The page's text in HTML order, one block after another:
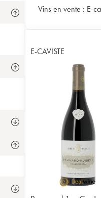
Vins en vente : E-
E-CAVISTE